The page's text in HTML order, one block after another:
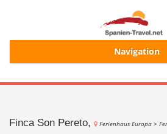
Navigation
Start
Finca Son Pereto, Ferienhaus Europa >